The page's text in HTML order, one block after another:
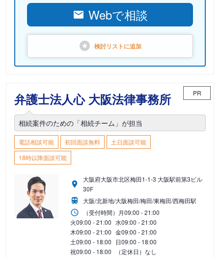
Webで相談
検討リストに追加
弁護士法人心 大阪法律事務所 PR
相続案件のための「相続チーム」が担当
電話相談可能 初回面談無料
土日面談可能
18時以降面談可能
大阪府大阪市北区梅田1-1-3 大阪駅前第3ビル
30F
大阪/北新地/大阪梅田/梅田/東梅田/西梅田駅
（受付時間） 月09:00 - 21:00
火09:00 - 21:00 水09:00 - 21:00
木09:00 - 21:00 金09:00 - 21:00
土09:00 - 18:00 日09:00 - 18:00
祝09:00 - 18:00 （定休日）なし